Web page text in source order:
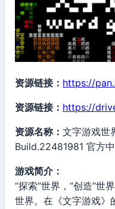
资源链接： https://
资源链接： https://
资源名称： 文字游戏世
Build.22481981 官方
游戏简介：
“探索”世界，“创造”世
世界。在《文字游戏》